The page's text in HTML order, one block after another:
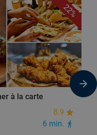
22%
à la carte
8.9
6 min.